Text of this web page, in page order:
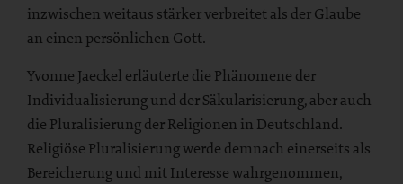
inzwischen weitaus stärker verbreitet als der Glaube
an einen persönlichen Gott.
Yvonne Jaeckel erläuterte die Phänomene der
Individualisierung und der Säkularisierung, aber auch
die Pluralisierung der Religionen in Deutschland.
Religiöse Pluralisierung werde demnach einerseits als
Bereicherung und mit Interesse wahrgenommen,